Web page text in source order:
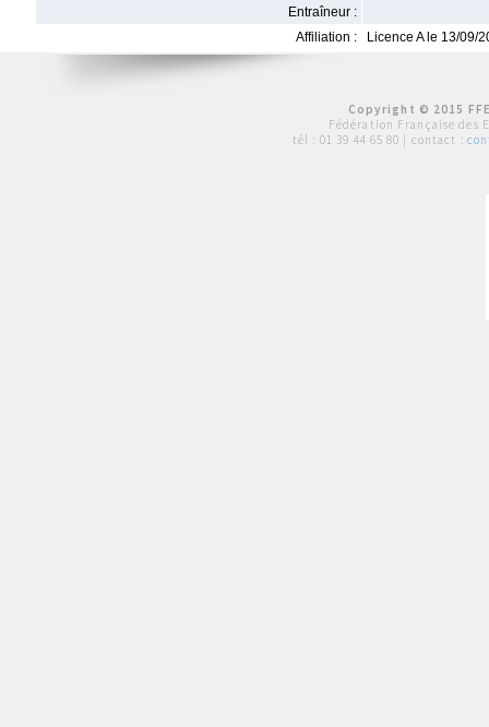
Entraîneur :
Affiliation :
Licence A le 13/09/
Copyright © 2015
Fédération Française des
tél : 01 39 44 65 80 | contact :